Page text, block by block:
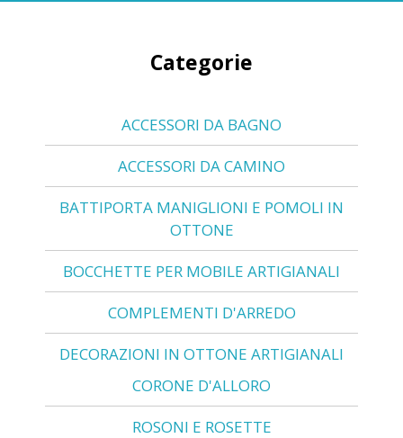
Categorie
ACCESSORI DA BAGNO
ACCESSORI DA CAMINO
BATTIPORTA MANIGLIONI E POMOLI IN
OTTONE
BOCCHETTE PER MOBILE ARTIGIANALI
COMPLEMENTI D'ARREDO
DECORAZIONI IN OTTONE ARTIGIANALI
CORONE D'ALLORO
ROSONI E ROSETTE